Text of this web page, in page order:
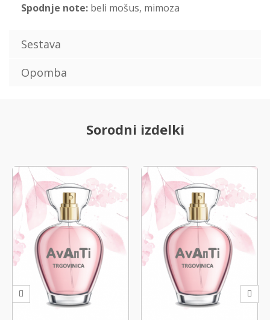
Spodnje note: beli mošus, mimoza
Sestava
Opomba
Sorodni izdelki